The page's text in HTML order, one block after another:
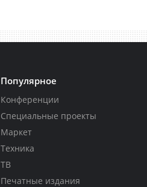
Популярное
Конференции
Специальные проекты
Маркет
Техника
ТВ
Печатные издания